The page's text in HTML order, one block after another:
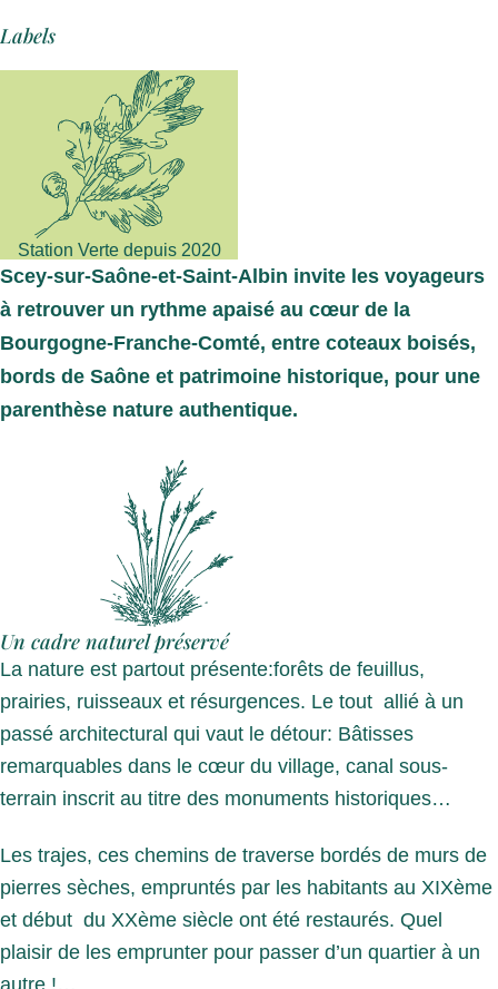
Labels
Station Verte depuis 2020
Scey-sur-Saône-et-Saint-Albin invite les voyageurs
à retrouver un rythme apaisé au cœur de la
Bourgogne-Franche-Comté, entre coteaux boisés,
bords de Saône et patrimoine historique, pour une
parenthèse nature authentique.
Un cadre naturel préservé
La nature est partout présente:forêts de feuillus,
prairies, ruisseaux et résurgences. Le tout allié à un
passé architectural qui vaut le détour: Bâtisses
remarquables dans le cœur du village, canal sous-
terrain inscrit au titre des monuments historiques…
Les trajes, ces chemins de traverse bordés de murs de
pierres sèches, empruntés par les habitants au XIXème
et début du XXème siècle ont été restaurés. Quel
plaisir de les emprunter pour passer d’un quartier à un
autre !…